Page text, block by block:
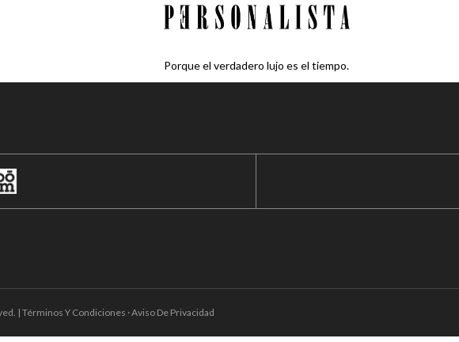
Porque el verdadero lujo es el tiempo.
| Términos Y Condiciones · Aviso De Privacidad